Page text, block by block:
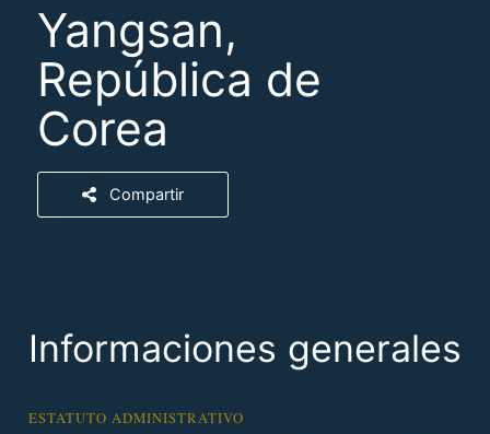
Yangsan,
República de
Corea
Compartir
Informaciones generales
ESTATUTO ADMINISTRATIVO